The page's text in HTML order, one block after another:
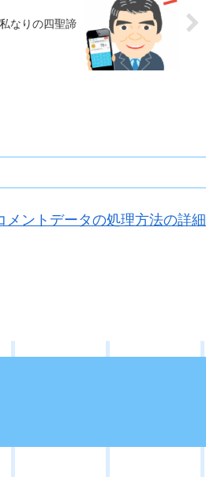
私なりの四聖諦
メントデータの処理方法の詳細